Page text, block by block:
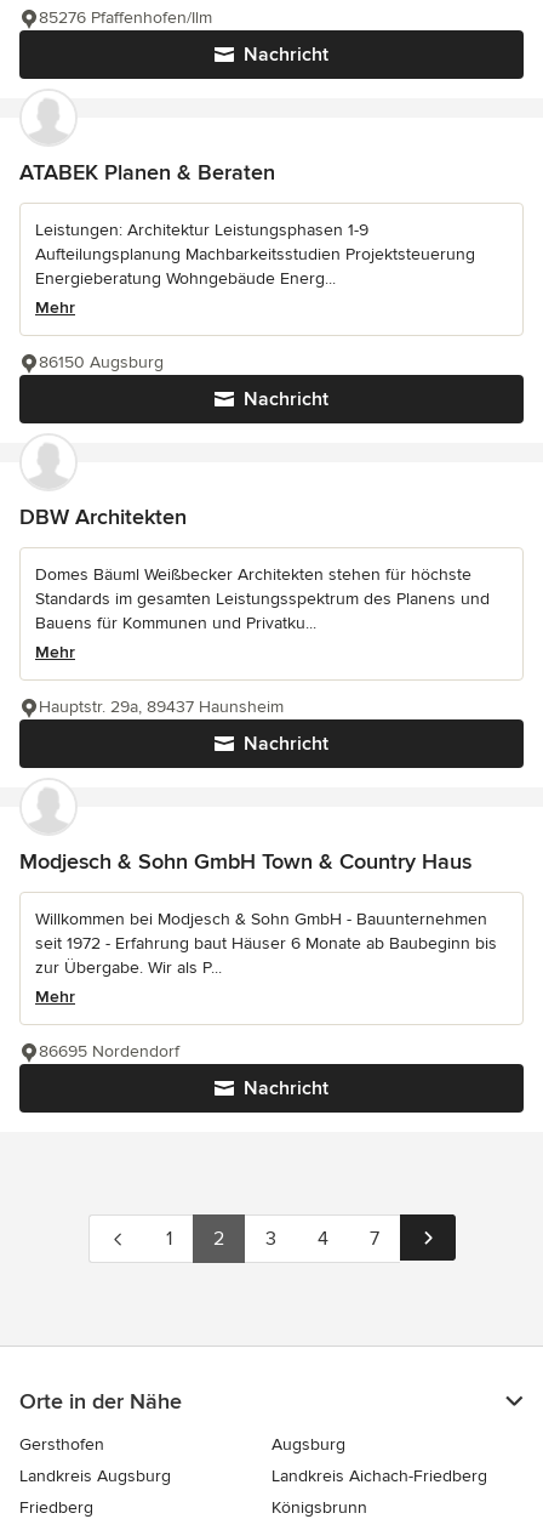
Nachricht
85276 Pfaffenhofen/Ilm
ATABEK Planen & Beraten
Leistungen: Architektur Leistungsphasen 1-9
Aufteilungsplanung Machbarkeitsstudien Projektsteuerung
Energieberatung Wohngebäude Energ...
Mehr
Nachricht
86150 Augsburg
DBW Architekten
Domes Bäuml Weißbecker Architekten stehen für höchste
Standards im gesamten Leistungsspektrum des Planens und
Bauens für Kommunen und Privatku...
Mehr
Nachricht
Hauptstr. 29a, 89437 Haunsheim
Modjesch & Sohn GmbH Town & Country Haus
Willkommen bei Modjesch & Sohn GmbH - Bauunternehmen
seit 1972 - Erfahrung baut Häuser 6 Monate ab Baubeginn bis
zur Übergabe. Wir als P...
Mehr
Nachricht
86695 Nordendorf
1 2 3 4 7
Orte in der Nähe
Gersthofen
Augsburg
Landkreis Augsburg
Landkreis Aichach-Friedberg
Friedberg
Königsbrunn